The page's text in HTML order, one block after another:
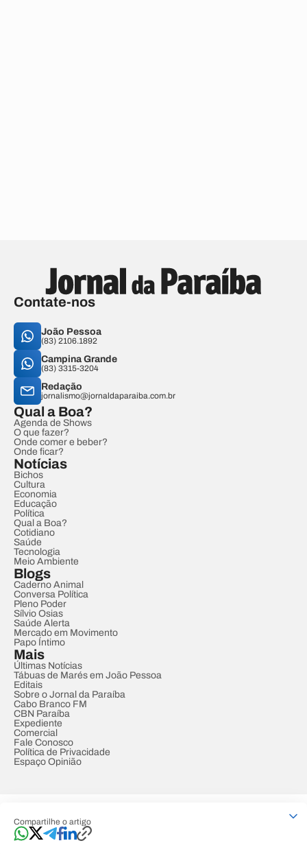
Compartilhe o artigo
Contate-nos
João Pessoa
(83) 2106.1892
Campina Grande
(83) 3315-3204
Redação
jornalismo@jornaldaparaiba.com.br
Qual a Boa?
Agenda de Shows
O que fazer?
Onde comer e beber?
Onde ficar?
Notícias
Bichos
Cultura
Economia
Educação
Política
Qual a Boa?
Cotidiano
Saúde
Tecnologia
Meio Ambiente
Blogs
Caderno Animal
Conversa Política
Pleno Poder
Sílvio Osias
Saúde Alerta
Mercado em Movimento
Papo Íntimo
Mais
Últimas Notícias
Tábuas de Marés em João Pessoa
Editais
Sobre o Jornal da Paraíba
Cabo Branco FM
CBN Paraíba
Expediente
Comercial
Fale Conosco
Política de Privacidade
Espaço Opinião
Developed by Designed by